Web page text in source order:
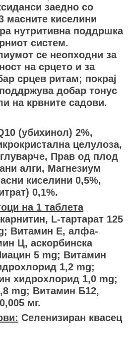
заедно со
масните киселини
нутритивна поддршка
систем.
се неопходни за
на срцето и за
срцев ритам; покрај
добар тонус
на крвните садови.
(убихинол) 2%,
целулоза,
Прав од плод
алги, Магнезиум
киселини 0,5%,
0,1%.
на 1 таблета
L-тартарат 125
Витамин Е, алфа-
Ц, аскорбинска
5 mg; Витамин
1,2 mg;
хидрохлорид 1,0 mg;
mg; Витамин Б12,
мг.
Селенизиран квасец